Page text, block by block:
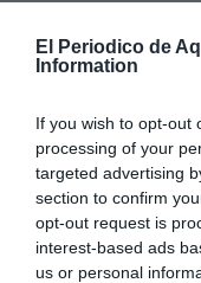
El Periodico de
Information
If you wish to opt-out
processing of your
targeted advertising
section to confirm
opt-out request is
interest-based ads
us or personal
Las máximas más
puntos del sur de
Elchellegarán a los
alcanzará los 31